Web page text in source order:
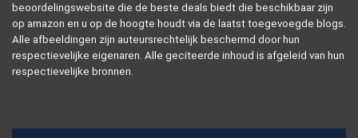
beoordelingswebsite die de beste deals biedt die beschikbaar zijn
op amazon en u op de hoogte houdt via de laatst toegevoegde blogs.
Alle afbeeldingen zijn auteursrechtelijk beschermd door hun
respectievelijke eigenaren. Alle geciteerde inhoud is afgeleid van hun
respectievelijke bronnen.